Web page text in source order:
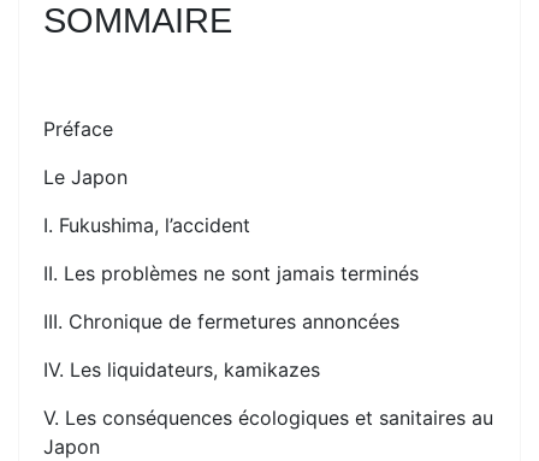
SOMMAIRE
Préface
Le Japon
I. Fukushima, l’accident
II. Les problèmes ne sont jamais terminés
III. Chronique de fermetures annoncées
IV. Les liquidateurs, kamikazes
V. Les conséquences écologiques et sanitaires au
Japon